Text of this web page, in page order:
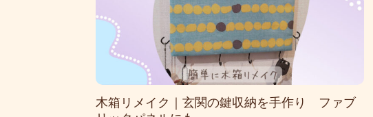
木箱リメイク｜玄関の鍵収納を手作り ファブ